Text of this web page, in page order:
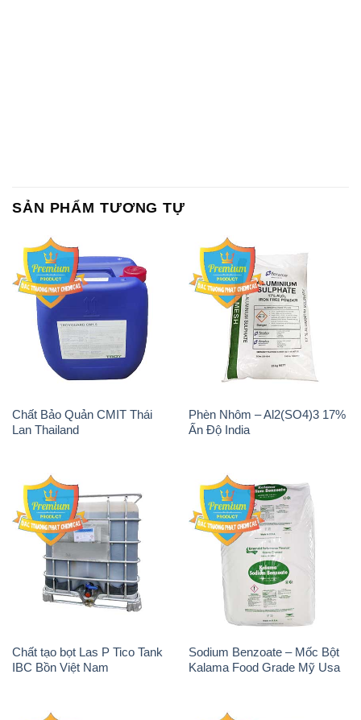
Chất Bảo Quản CMIT Thái
Lan Thailand
Phèn Nhôm – Al2(SO4)3 17%
Ấn Độ India
Chất tạo bọt Las P Tico Tank
IBC Bồn Việt Nam
Sodium Benzoate – Mốc Bột
Kalama Food Grade Mỹ Usa